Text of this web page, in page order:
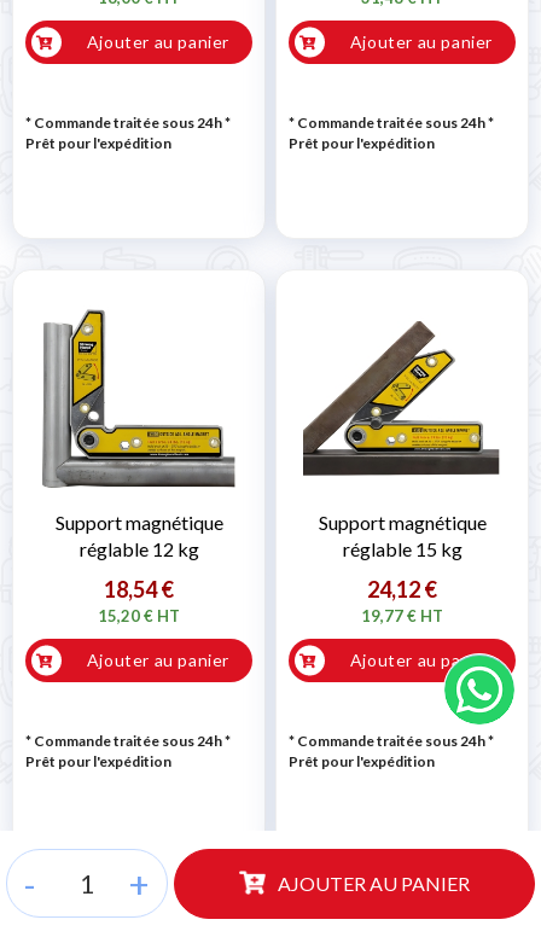
- + AJOUTER AU PANIER
Ajouter au panier
* Commande traitée sous 24h*
Prêt pour l'expédition
Ajouter au panier
* Commande traitée sous 24h*
Prêt pour l'expédition
Support magnétique
réglable 12 kg
18,54 €
15,20 € HT
Ajouter au panier
* Commande traitée sous 24h*
Prêt pour l'expédition
Support magnétique
réglable 15 kg
24,12 €
19,77 € HT
Ajouter au panier
* Commande traitée sous 24h*
Prêt pour l'expédition